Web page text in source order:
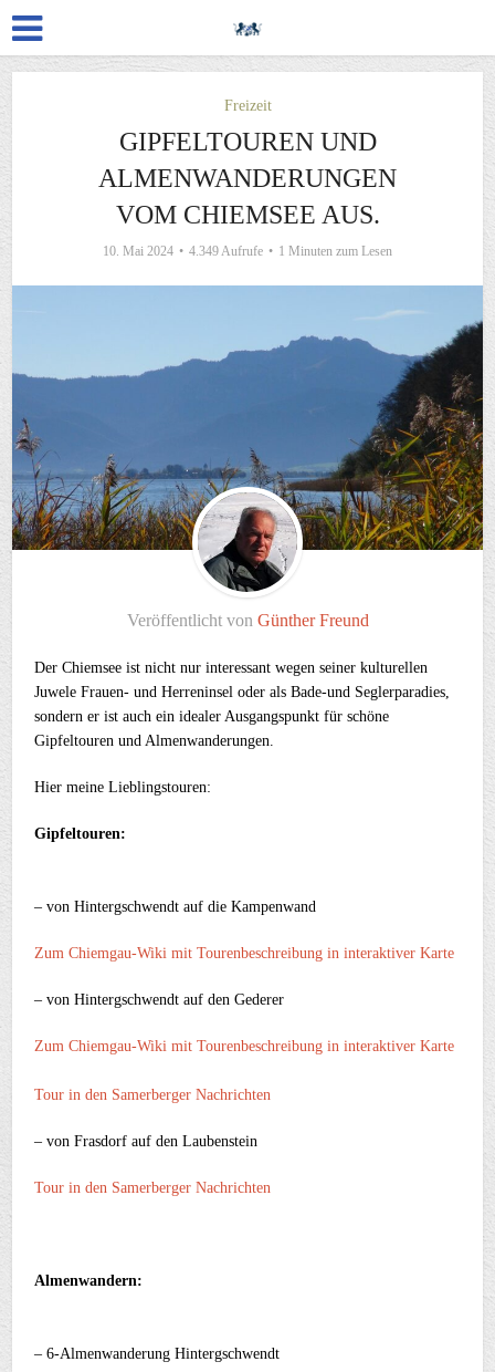
Freizeit
GIPFELTOUREN UND
ALMENWANDERUNGEN
VOM CHIEMSEE AUS.
10. Mai 2024 4.349 Aufrufe 1 Minuten zum Lesen
Veröffentlicht von Günther Freund
Der Chiemsee ist nicht nur interessant wegen seiner kulturellen
Juwele Frauen- und Herreninsel oder als Bade-und Seglerparadies,
sondern er ist auch ein idealer Ausgangspunkt für schöne
Gipfeltouren und Almenwanderungen.
Hier meine Lieblingstouren:
Gipfeltouren:
– von Hintergschwendt auf die Kampenwand
Zum Chiemgau-Wiki mit Tourenbeschreibung in interaktiver Karte
– von Hintergschwendt auf den Gederer
Zum Chiemgau-Wiki mit Tourenbeschreibung in interaktiver Karte
Tour in den Samerberger Nachrichten
– von Frasdorf auf den Laubenstein
Tour in den Samerberger Nachrichten
Almenwandern:
– 6-Almenwanderung Hintergschwendt